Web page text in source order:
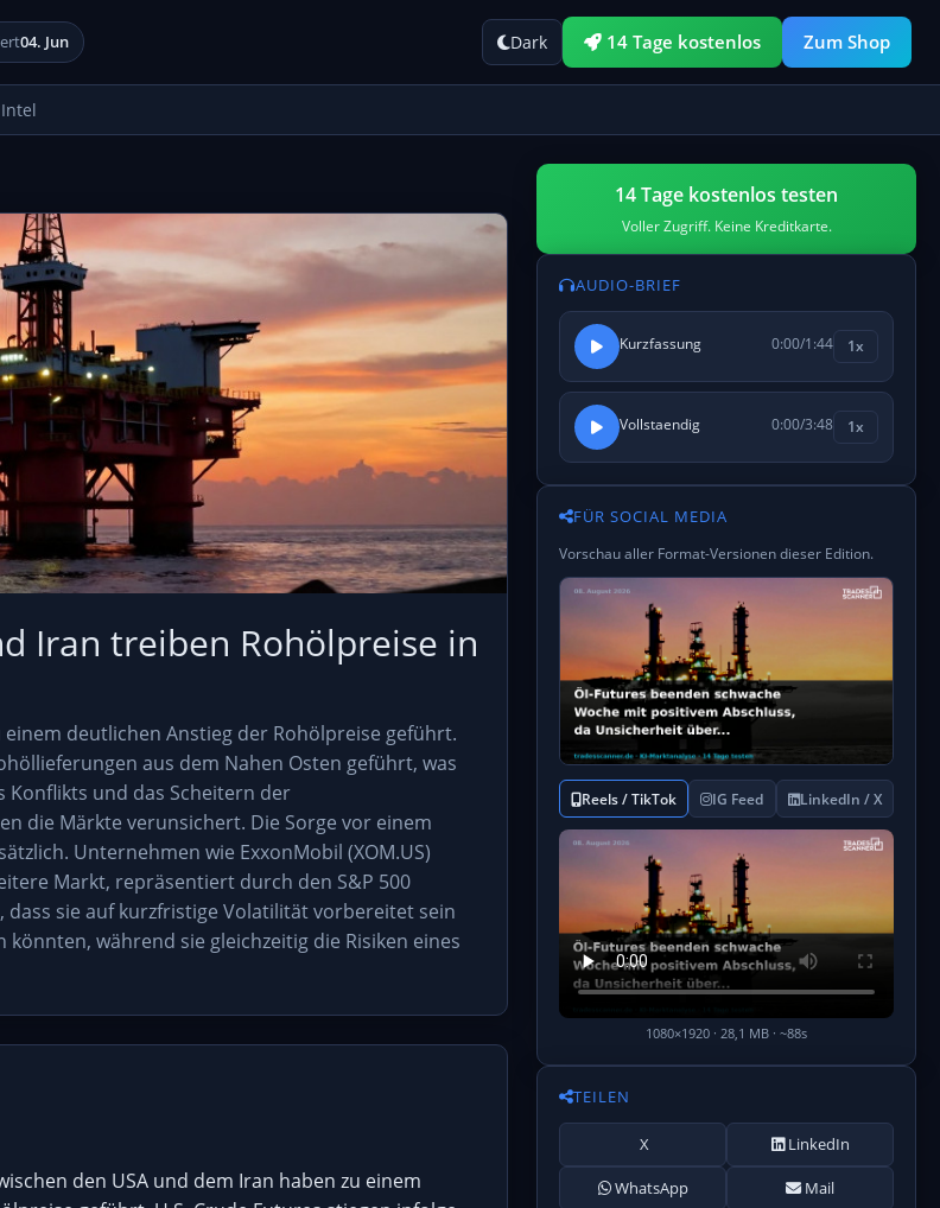
04. Jun Dark 14 Tage kostenlos Zum Shop
Intel
Iran treiben Rohölpreise in
deutlichen Anstieg der Rohölpreise geführt.
aus dem Nahen Osten geführt, was
Konflikts und das Scheitern der
die Märkte verunsichert. Die Sorge vor einem
Unternehmen wie ExxonMobil (XOM.US)
Markt, repräsentiert durch den S&P 500
dass sie auf kurzfristige Volatilität vorbereitet sein
während sie gleichzeitig die Risiken eines
den USA und dem Iran haben zu einem
14 Tage kostenlos testen
Voller Zugriff. Keine Kreditkarte.
AUDIO-BRIEF
Kurzfassung 0:00/1:44 1x
Vollstaendig 0:00/3:48 1x
FÜR SOCIAL MEDIA
Vorschau aller Format-Versionen dieser Edition.
Reels / TikTok IG Feed LinkedIn / X
1080×1920 · 28,1 MB · ~88s
TEILEN
X LinkedIn
WhatsApp Mail